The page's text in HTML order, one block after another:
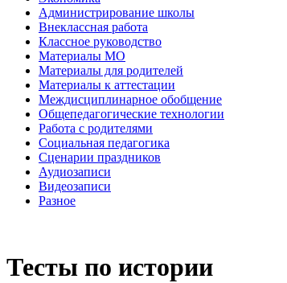
Администрирование школы
Внеклассная работа
Классное руководство
Материалы МО
Материалы для родителей
Материалы к аттестации
Междисциплинарное обобщение
Общепедагогические технологии
Работа с родителями
Социальная педагогика
Сценарии праздников
Аудиозаписи
Видеозаписи
Разное
Тесты по истории